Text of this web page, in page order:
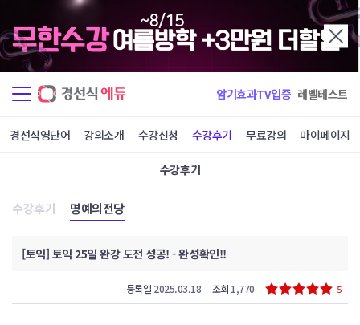
암기효과TV입증 레벨테스트
경선식영단어 강의소개 수강신청 수강후기 무료강의 마이페이지
수강후기
수강후기 명예의전당
[토익] 토익 25일 완강 도전 성공! - 완성확인!!
등록일 2025.03.18 조회 1,770 5